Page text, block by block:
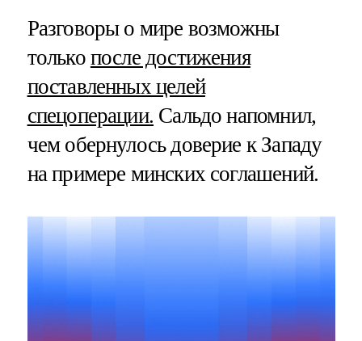
Разговоры о мире возможны
только после достижения
поставленных целей
спецоперации. Сальдо напомнил,
чем обернулось доверие к Западу
на примере минских соглашений.